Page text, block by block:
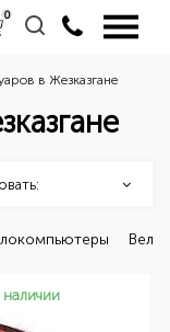
0
в Жезказгане
наличии